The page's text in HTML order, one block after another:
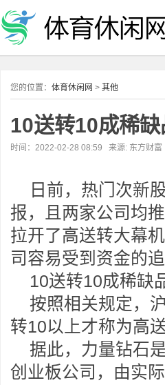
您的位置： 体育休闲网 > 其他
10送转10成稀
时间：2022-02-28 08:59 来源: 东方财
日前，热门次新
报，且两家公司均
拉开了高送转大幕
司容易受到资金的
10送转10成稀缺
按照相关规定，
转10以上才称为高送
据此，力量钻石
创业板公司，由实